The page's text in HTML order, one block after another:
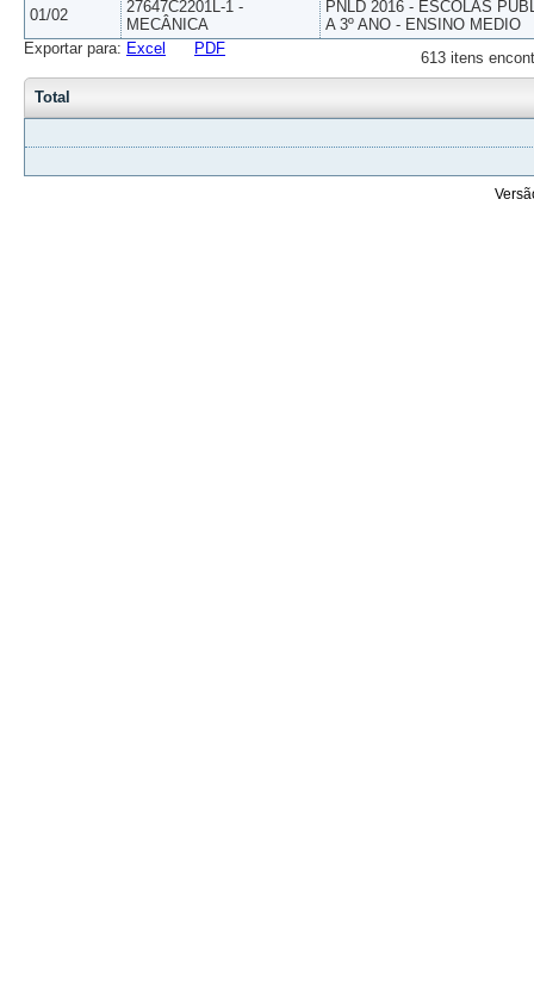
01/02
27647C2201L-1 -
MECÂNICA
PNLD 2016 - ESCOLAS
A 3º ANO - ENSINO MEDIO
613 itens
Exportar para: Excel PDF
Total